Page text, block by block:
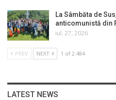
La Sâmbăta de
anticomunistă din
iul. 27, 2026
PREV NEXT 1 of 2.484
LATEST NEWS